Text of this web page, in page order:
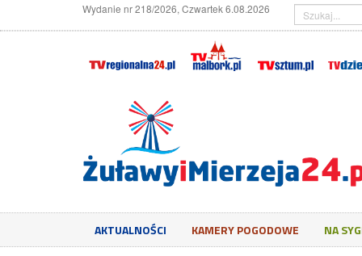
Wydanie nr 218/2026, Czwartek 6.08.2026
AKTUALNOŚCI KAMERY POGODOWE NA